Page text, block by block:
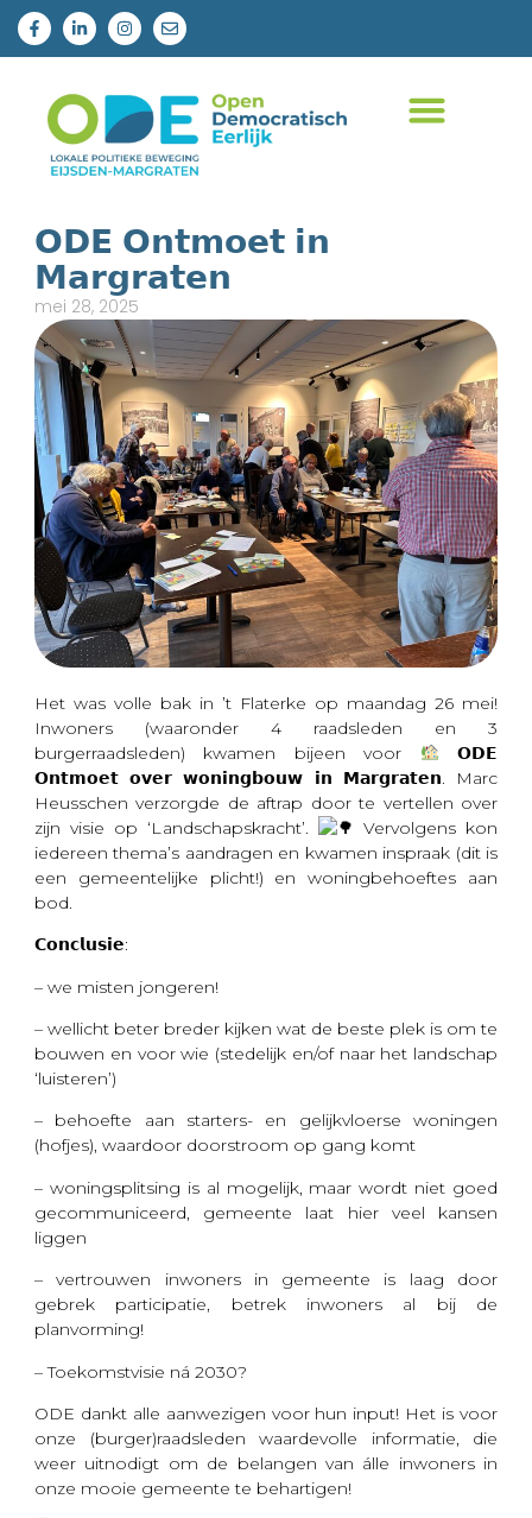
𝗢𝗗𝗘 𝗢𝗻𝘁𝗺𝗼𝗲𝘁 𝗶𝗻
𝗠𝗮𝗿𝗴𝗿𝗮𝘁𝗲𝗻
mei 28, 2025
Het was volle bak in ’t Flaterke op maandag 26 mei!
Inwoners (waaronder 4 raadsleden en 3
burgerraadsleden) kwamen bijeen voor
𝗢𝗗𝗘
𝗢𝗻𝘁𝗺𝗼𝗲𝘁 𝗼𝘃𝗲𝗿 𝘄𝗼𝗻𝗶𝗻𝗴𝗯𝗼𝘂𝘄 𝗶𝗻 𝗠𝗮𝗿𝗴𝗿𝗮𝘁𝗲𝗻. Marc
Heusschen verzorgde de aftrap door te vertellen over
zijn visie op ‘Landschapskracht’.
Vervolgens kon
iedereen thema’s aandragen en kwamen inspraak (dit is
een gemeentelijke plicht!) en woningbehoeftes aan
bod.
𝗖𝗼𝗻𝗰𝗹𝘂𝘀𝗶𝗲:
– we misten jongeren!
– wellicht beter breder kijken wat de beste plek is om te
bouwen en voor wie (stedelijk en/of naar het landschap
‘luisteren’)
– behoefte aan starters- en gelijkvloerse woningen
(hofjes), waardoor doorstroom op gang komt
– woningsplitsing is al mogelijk, maar wordt niet goed
gecommuniceerd, gemeente laat hier veel kansen
liggen
– vertrouwen inwoners in gemeente is laag door
gebrek participatie, betrek inwoners al bij de
planvorming!
– Toekomstvisie ná 2030?
ODE dankt alle aanwezigen voor hun input! Het is voor
onze (burger)raadsleden waardevolle informatie, die
weer uitnodigt om de belangen van álle inwoners in
onze mooie gemeente te behartigen!